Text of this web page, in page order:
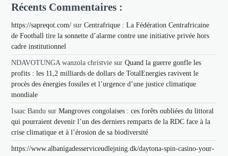
Récents Commentaires :
https://sapreqot.com/ surCentrafrique : La Fédération Centrafricaine
de Football tire la sonnette d’alarme contre une initiative privée hors
cadre institutionnel
NDAVOTUNGA wanzola christvie surQuand la guerre gonfle les
profits : les 11,2 milliards de dollars de TotalEnergies ravivent le
procès des énergies fossiles et l’urgence d’une justice climatique
mondiale
Isaac Bandu surMangroves congolaises : ces forêts oubliées du littoral
qui pourraient devenir l’un des derniers remparts de la RDC face à la
crise climatique et à l’érosion de sa biodiversité
https://www.albanigadesserviceudlejning.dk/daytona-spin-casino-your-